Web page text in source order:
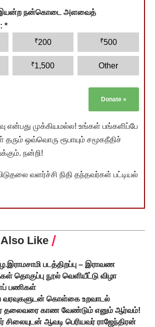
இயன்ற நன்கொடை அளவைத்
*
₹200 ₹500
₹1,500 Other
Donate »
முக்கியமல்ல! உங்கள் பங்களிப்பே
தரும் ஒவ்வொரு ரூபாயும் சமூகநீதிச்
நன்றி!
வளர்ச்சி நிதி தந்தவர்கள் பட்டியல்
Like
படத்திறப்பு – இராவண
தொகுப்பு நூல் வெளியீட்டு விழா
பணிகள்
வரவுகளுடன் கொள்கை உறவாடல்
தலைவரை காண வேண்டும் எனும் ஆர்வம்!
சிலையுடன் ஆவடி பெரியவர் ராஜேந்திரன்